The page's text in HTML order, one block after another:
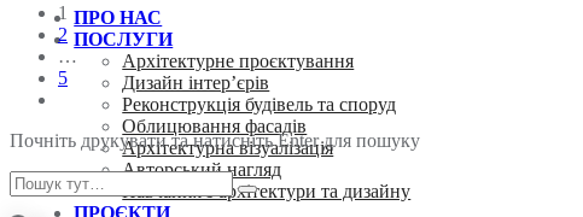
ПРО НАС
ПОСЛУГИ
Архітектурне проєктування
Дизайн інтер’єрів
Реконструкція будівель та споруд
Облицювання фасадів
Архітектурна візуалізація
Авторський нагляд
Навчання з архітектури та дизайну
ПРОЄКТИ
1
2
…
5
Почніть друкувати та натисніть Enter для пошуку